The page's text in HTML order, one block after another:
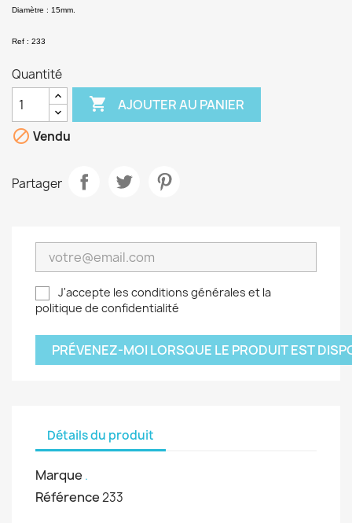
Diamètre : 15mm.
Ref : 233
Quantité
 AJOUTER AU PANIER
 Vendu
Partager
J'accepte les conditions générales et la
politique de confidentialité
PRÉVENEZ-MOI LORSQUE LE PRODUIT EST
Détails du produit
Marque .
Référence233